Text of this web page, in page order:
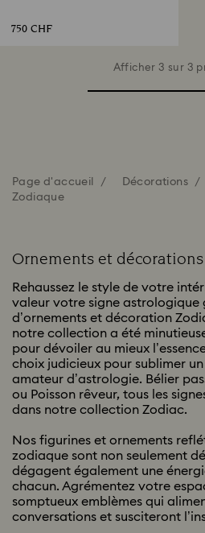
750 CHF
Afficher 3 sur 3
Page d'accueil Décorations
Zodiaque
Ornements et
Rehaussez le style de votre
valeur votre signe
d’ornements et décoration
notre collection a été
pour dévoiler au mieux
choix judicieux pour sublimer
amateur d’astrologie. Bélier
ou Poisson rêveur, tous les
dans notre collection Zodiac.
Nos figurines et ornements
zodiaque sont non seulement
dégagent également une
chacun. Agrémentez votre
somptueux emblèmes qui
conversations et susciteront